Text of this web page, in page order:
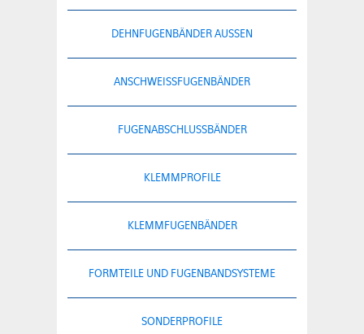
DEHNFUGENBÄNDER AUSSEN
ANSCHWEISSFUGENBÄNDER
FUGENABSCHLUSSBÄNDER
KLEMMPROFILE
KLEMMFUGENBÄNDER
FORMTEILE UND FUGENBANDSYSTEME
SONDERPROFILE